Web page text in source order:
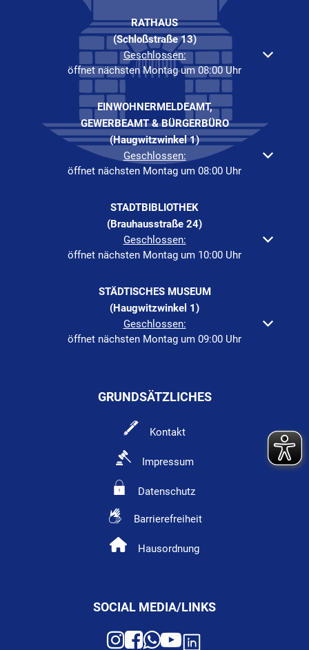
RATHAUS
(Schloßstraße 13)
Klicken, um weitere Öffnungs- oder Schließzeiten
Geschlossen:
öffnet nächsten Montag um 08:00 Uhr
EINWOHNERMELDEAMT,
GEWERBEAMT & BÜRGERBÜRO
(Haugwitzwinkel 1)
Klicken, um weitere Öffnungs- oder Schließzeiten
Geschlossen:
öffnet nächsten Montag um 08:00 Uhr
STADTBIBLIOTHEK
(Brauhausstraße 24)
Klicken, um weitere Öffnungs- oder Schließzeiten
Geschlossen:
öffnet nächsten Montag um 10:00 Uhr
STÄDTISCHES MUSEUM
(Haugwitzwinkel 1)
Klicken, um weitere Öffnungs- oder Schließzeiten
Geschlossen:
öffnet nächsten Montag um 09:00 Uhr
GRUNDSÄTZLICHES
Kontakt
Impressum
Datenschutz
Barrierefreiheit
Hausordnung
SOCIAL MEDIA/LINKS